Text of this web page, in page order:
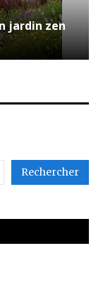
jardin zen
Rechercher